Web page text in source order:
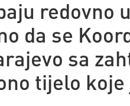
redovno
da se
sa
tijelo